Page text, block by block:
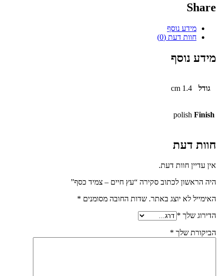
Share
מידע נוסף
חוות דעת (0)
מידע נוסף
גודל 1.4 cm
Finish
polish
חוות דעת
אין עדיין חוות דעת.
היה הראשון לכתוב סקירה “עץ חיים – צמיד כסף”
האימייל לא יוצג באתר. שדות החובה מסומנים*
הדירוג שלך*
הביקורת שלך*